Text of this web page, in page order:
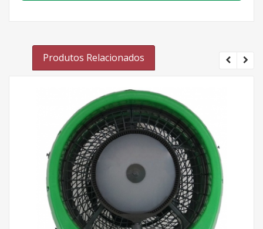
Produtos Relacionados